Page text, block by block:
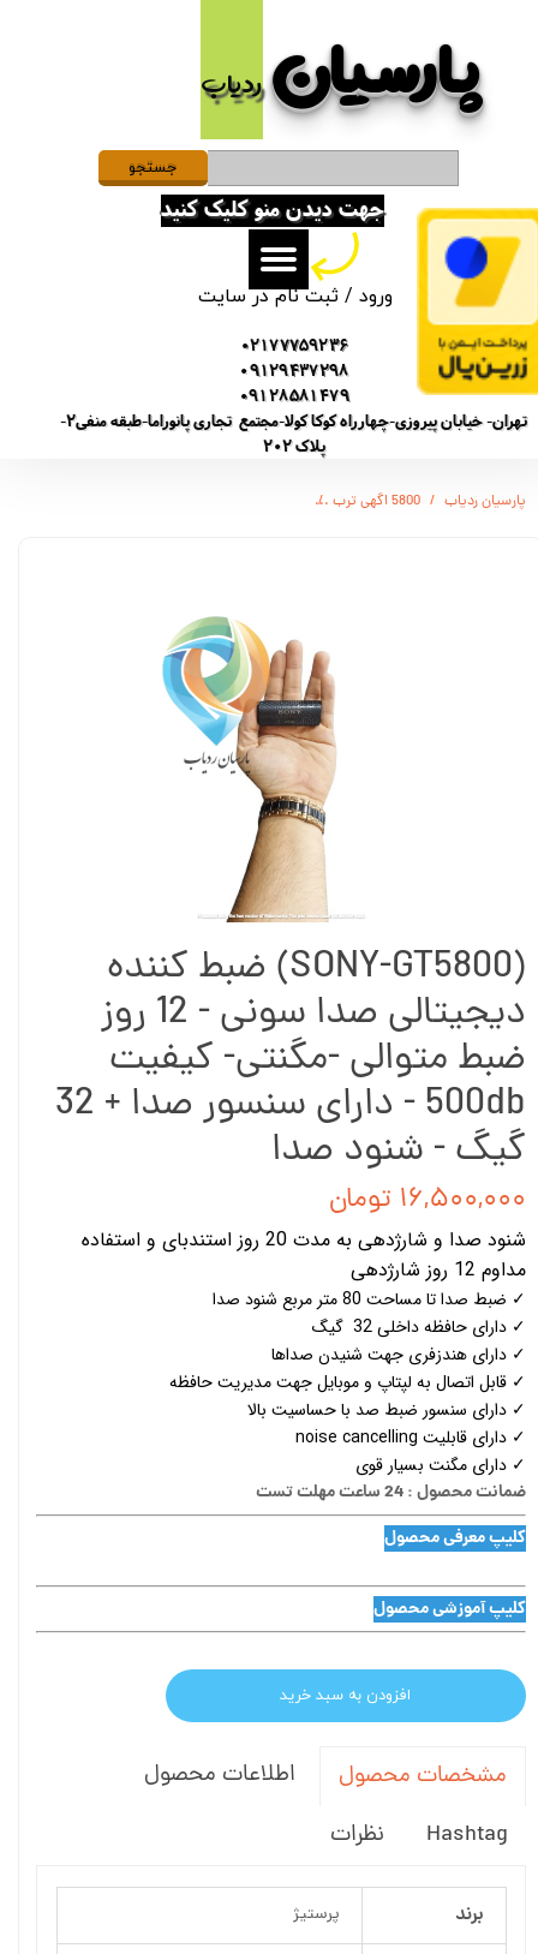
پارسیان​​​​​​​ردیاب
ورود /ثبت نام در سایت
حساب کاربری من
تغییر گذر واژه
سفارشات
خروج از حساب کاربری
02177759236
09129437298
09128581479
تهران- خیابان پیروزی-چهارراه کوکا کولا-مجتمع تجاری پانوراما-طبقه منفی2-
پلاک 202
جهت دیدن منو کلیک کنید
جستجو
پارسیان ردیاب 5800 اگهی ترب
(SONY-GT5800) ضبط کننده
دیجیتالی صدا سونی - 12 روز
ضبط متوالی -مگنتی- کیفیت
500db - دارای سنسور صدا + 32
گیگ - شنود صدا
۱۶,۵۰۰,۰۰۰ تومان
شنود صدا و شارژدهی به مدت 20 روز استندبای و استفاده
مداوم 12 روز شارژدهی
✓ ضبط صدا تا مساحت 80 متر مربع شنود صدا
✓ دارای حافظه داخلی 32 گیگ
✓ دارای هندزفری جهت شنیدن صداها
✓ قابل اتصال به لپتاپ و موبایل جهت مدیریت حافظه
✓ دارای سنسور ضبط صد با حساسیت بالا
✓ دارای قابلیت noise cancelling
✓ دارای مگنت بسیار قوی
ضمانت محصول : 24 ساعت مهلت تست
کلیپ معرفی محصول
کلیپ آموزشی محصول
افزودن به سبد خرید
مشخصات محصول
اطلاعات محصول
Hashtag
نظرات
برند پرستیژ